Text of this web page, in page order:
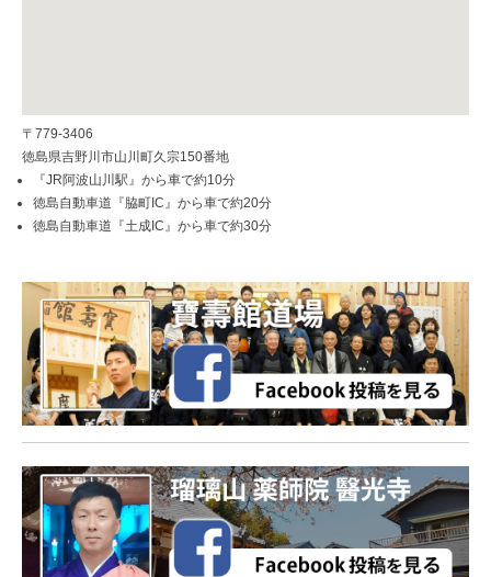
〒779-3406
徳島県吉野川市山川町久宗150番地
『JR阿波山川駅』から車で約10分
徳島自動車道『脇町IC』から車で約20分
徳島自動車道『土成IC』から車で約30分